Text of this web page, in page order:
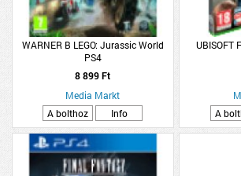
WARNER B LEGO: Jurassic World
PS4
8 899 Ft
Media Markt
A bolthoz
Info
UBISOFT
A